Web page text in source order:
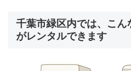
千葉市緑区内では、こん
がレンタルできます